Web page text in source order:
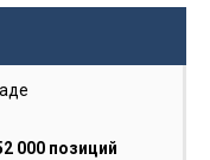
000 позиций